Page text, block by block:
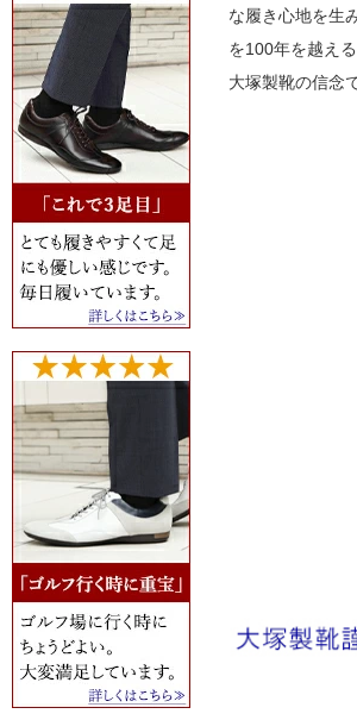
な履き心地を生
を100年を越え
大塚製靴の信念